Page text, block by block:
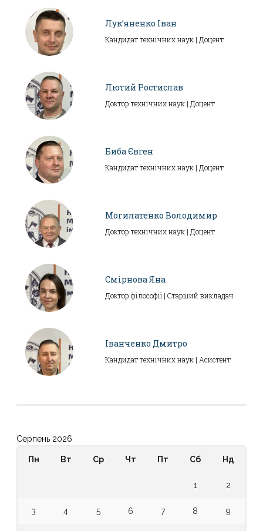
Лук’яненко Іван
Кандидат технічних наук | Доцент
Лютий Ростислав
Доктор технічних наук | Доцент
Биба Євген
Кандидат технічних наук | Доцент
Могилатенко Володимир
Доктор технічних наук | Доцент
Смірнова Яна
Доктор філософії | Старший викладач
Іванченко Дмитро
Кандидат технічних наук | Асистент
Серпень 2026
Пн Вт Ср Чт Пт Сб Нд
1 2
3 4 5 6 7 8 9